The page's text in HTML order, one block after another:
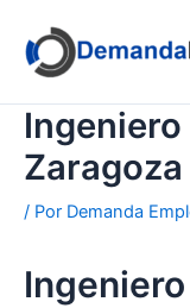
contenido
Zaragoza
/ Por Demanda